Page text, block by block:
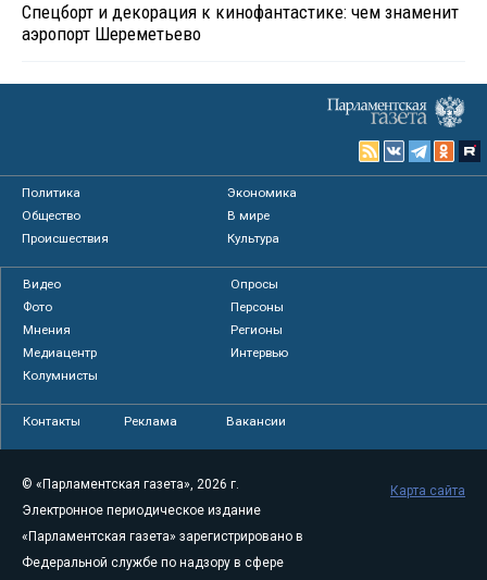
Спецборт и декорация к кинофантастике: чем знаменит
аэропорт Шереметьево
Политика
Экономика
Общество
В мире
Происшествия
Культура
Видео
Опросы
Фото
Персоны
Мнения
Регионы
Медиацентр
Интервью
Колумнисты
Контакты Реклама Вакансии
© «Парламентская газета», 2026 г.
Электронное периодическое издание
«Парламентская газета» зарегистрировано в
Федеральной службе по надзору в сфере
Карта сайта